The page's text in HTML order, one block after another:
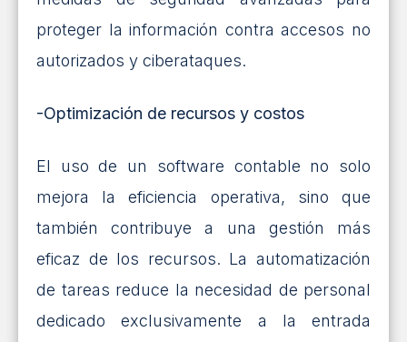
proteger la información contra accesos no
autorizados y ciberataques.
-Optimización de recursos y costos
El uso de un software contable no solo
mejora la eficiencia operativa, sino que
también contribuye a una gestión más
eficaz de los recursos. La automatización
de tareas reduce la necesidad de personal
dedicado exclusivamente a la entrada